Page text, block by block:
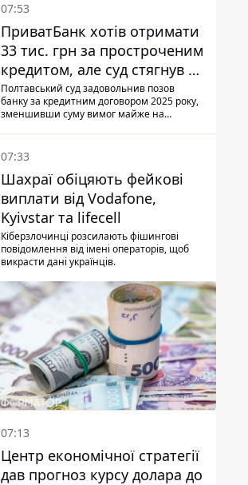
07:53
ПриватБанк хотів отримати
33 тис. грн за простроченим
кредитом, але суд стягнув з
боржниці лише 22 тис. грн
Полтавський суд задовольнив позов
банку за кредитним договором 2025 року,
зменшивши суму вимог майже на
07:33
Шахраї обіцяють фейкові
виплати від Vodafone,
Kyivstar та lifecell
Кіберзлочинці розсилають фішингові
повідомлення від імені операторів, щоб
викрасти дані українців.
07:13
Центр економічної стратегії
дав прогноз курсу долара до